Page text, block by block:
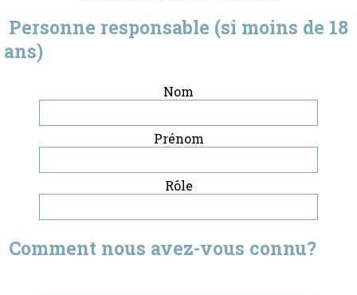
Personne responsable (si moins de 18
ans)
Nom
Prénom
Rôle
Comment nous avez-vous connu?